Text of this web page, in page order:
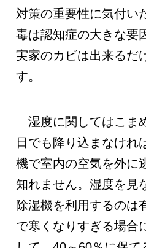
対策の重要性に気付い
毒は認知症の大きな要
実家のカビは出来るだ
す。
湿度に関してはこま
日でも降り込まなけれ
機で室内の空気を外に
知れません。湿度を見
除湿機を利用するのは
で寒くなりすぎる場合